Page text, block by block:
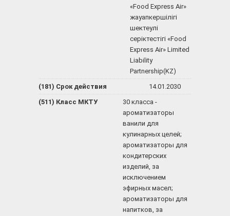
«Food Express Air»
жауапкершілігі
шектеулі
серіктестігі «Food
Express Air» Limited
Liability
Partnership(KZ)
(181) Срок действия
14.01.2030
(511) Класс МКТУ
30 класса -
ароматизаторы
ванили для
кулинарных целей;
ароматизаторы для
кондитерских
изделий, за
исключением
эфирных масел;
ароматизаторы для
напитков, за